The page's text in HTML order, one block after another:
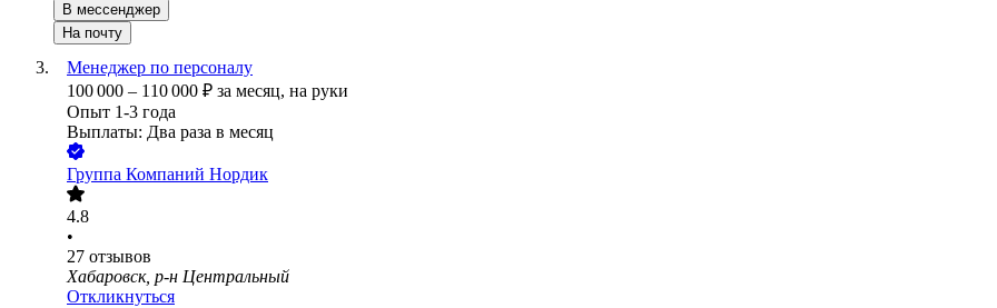
В мессенджер
На почту
Менеджер по персоналу
100 000 – 110 000 ₽ за месяц, на руки
Опыт 1-3 года
Выплаты: Два раза в месяц
Группа Компаний Нордик
4.8
•
27 отзывов
Хабаровск, р-н Центральный
Откликнуться